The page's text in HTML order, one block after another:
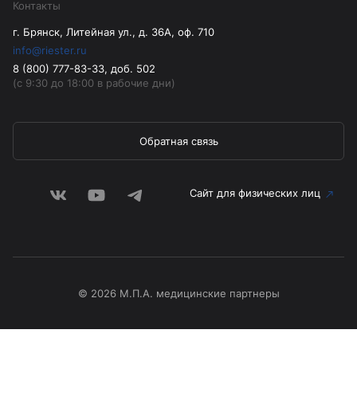
Контакты
г. Брянск, Литейная ул., д. 36А, оф. 710
info@riester.ru
8 (800) 777-83-33, доб. 502
(с 9:30 до 18:00 в рабочие дни)
Обратная связь
Сайт для физических лиц
© 2026 М.П.А. медицинские партнеры